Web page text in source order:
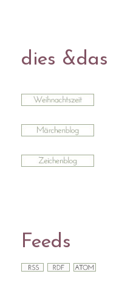
dies &das
Feeds